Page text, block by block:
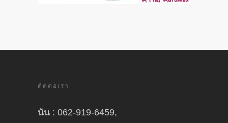
ติดต่อเรา
นัน : 062-919-6459,